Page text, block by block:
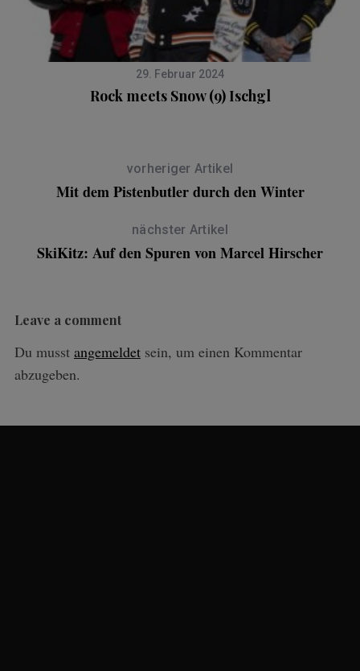
29. Februar 2024
Rock meets Snow (9) Ischgl
vorheriger Artikel
Mit dem Pistenbutler durch den Winter
nächster Artikel
SkiKitz: Auf den Spuren von Marcel Hirscher
Leave a comment
Du musst angemeldetsein, um einen Kommentar
abzugeben.